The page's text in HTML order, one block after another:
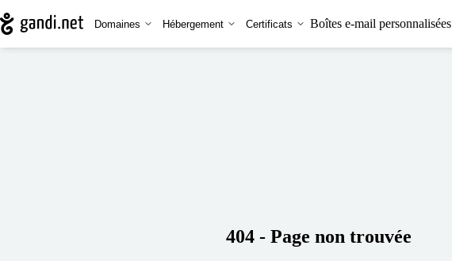
Domaines Hébergement Certificats Boîtes e-mail personnalisées
404 - Page non trouvée